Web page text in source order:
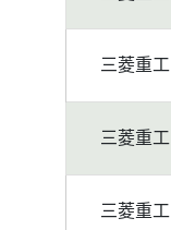
三菱重工
三菱重工
三菱重工